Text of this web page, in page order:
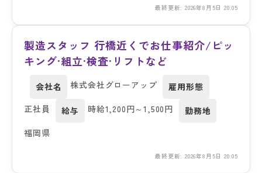
最終更新: 2026年8月5日 20:05
製造スタッフ 行橋近くでお仕事紹介/ピッ
キング·組立·検査·リフトなど
会社名 株式会社グローアップ
雇用形態
正社員
給与 時給1,200円～1,500円
勤務地
福岡県
最終更新: 2026年8月5日 20:05